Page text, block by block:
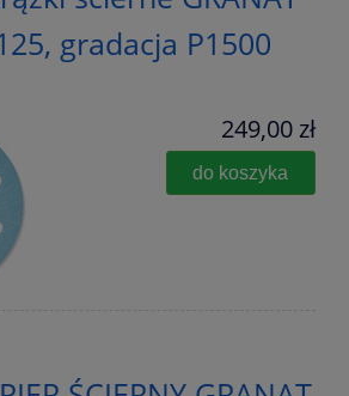
gradacja P1500
249,00 zł
do koszyka